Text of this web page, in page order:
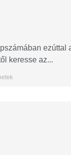
keresse az...